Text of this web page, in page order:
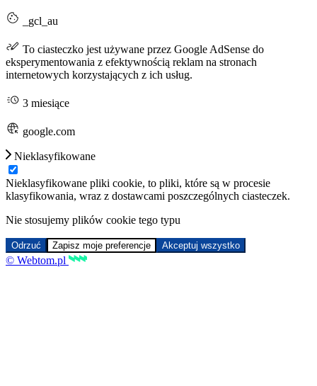
_gcl_au
To ciasteczko jest używane przez Google AdSense do
eksperymentowania z efektywnością reklam na stronach
internetowych korzystających z ich usług.
3 miesiące
google.com
Nieklasyfikowane
Nieklasyfikowane pliki cookie, to pliki, które są w procesie
klasyfikowania, wraz z dostawcami poszczególnych ciasteczek.
Nie stosujemy plików cookie tego typu
Odrzuć Zapisz moje preferencje Akceptuj wszystko
© Webtom.pl